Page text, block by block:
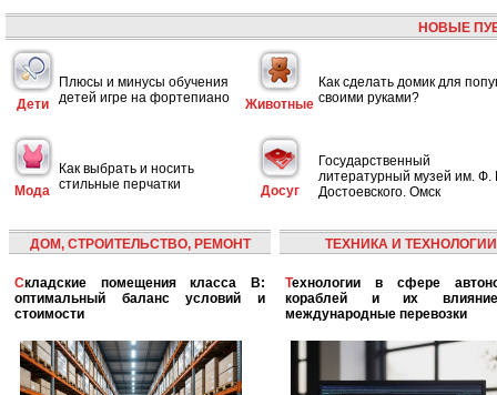
НОВЫЕ
Дети
Плюсы и минусы обучения
детей игре на фортепиано
Животные
Как сделать домик для
своими руками?
Мода
Как выбрать и носить
стильные перчатки
Досуг
Государственный
литературный музей им. Ф.
Достоевского. Омск
ДОМ, СТРОИТЕЛЬСТВО, РЕМОНТ
Складские помещения класса B:
оптимальный баланс условий и
стоимости
ТЕХНИКА И ТЕХНОЛОГИИ
Технологии в сфере автономных
кораблей и их
международные перевозки